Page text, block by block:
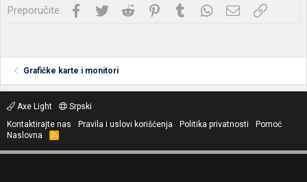
j
Preporučite: Facebook
Twitter Reddit PinterestTumblrWhatsApp
Imejl Link
Grafičke karte i monitori
Axe Light
Srpski
Kontaktirajte nas
Pravila i uslovi korišćenja Politika privatnosti
Pomoć
Naslovna
R
S